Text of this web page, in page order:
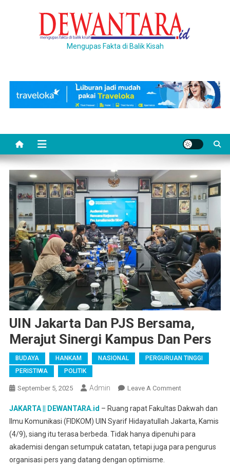
Mengupas Fakta di Balik Kisah
UIN Jakarta Dan PJS Bersama,
Merajut Sinergi Kampus Dan Pers
BUDAYA HANKAM NASIONAL
PERGURUAN TINGGI
PERISTIWA
POLITIK
September 5, 2025 Admin Leave A CommentOn
Jakarta
Dan
PJS
Bersama,
JAKARTA || DEWANTARA.id – Ruang rapat Fakultas Dakwah dan
Ilmu Komunikasi (FIDKOM) UIN Syarif Hidayatullah Jakarta, Kamis
(4/9), siang itu terasa berbeda. Tidak hanya dipenuhi para
akademisi dengan setumpuk catatan, tetapi juga para pengurus
organisasi pers yang datang dengan optimisme.